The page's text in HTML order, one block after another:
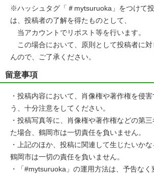
※ハッシュタグ「＃mytsuruoka」をつけて
は、投稿者の了解を得たものとして、
当アカウントでリポスト等を行います。
この場合において、原則として投稿者に
んので、ご了承ください。
留意事項
・投稿内容において、肖像権や著作権を侵
う、十分注意をしてください。
・投稿写真等に、肖像権や著作権などの第
た場合、鶴岡市は一切責任を負いません。
・上記のほか、投稿に関連して生じたいかな
鶴岡市は一切の責任を負いません。
・「#mytsuruoka」の運用方法は、予告な